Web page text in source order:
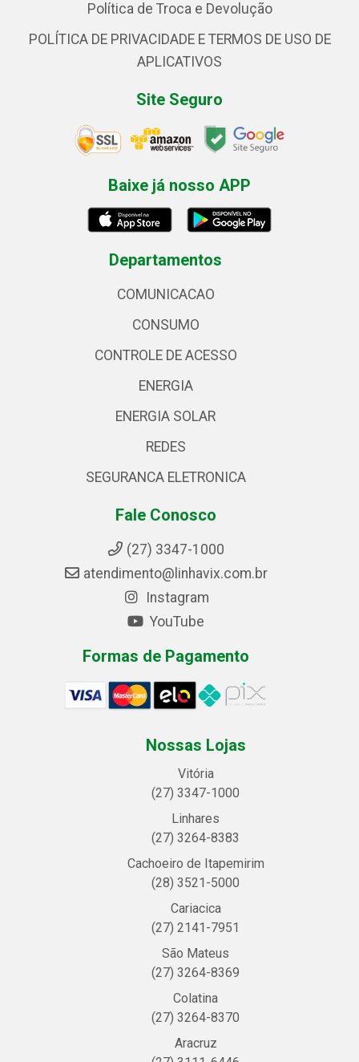
Política de Troca e Devolução
POLÍTICA DE PRIVACIDADE E TERMOS DE USO DE
APLICATIVOS
Site Seguro
Baixe já nosso APP
Departamentos
COMUNICACAO
CONSUMO
CONTROLE DE ACESSO
ENERGIA
ENERGIA SOLAR
REDES
SEGURANCA ELETRONICA
Fale Conosco
(27) 3347-1000
atendimento@linhavix.com.br
Instagram
YouTube
Formas de Pagamento
Nossas Lojas
Vitória
(27) 3347-1000
Linhares
(27) 3264-8383
Cachoeiro de Itapemirim
(28) 3521-5000
Cariacica
(27) 2141-7951
São Mateus
(27) 3264-8369
Colatina
(27) 3264-8370
Aracruz